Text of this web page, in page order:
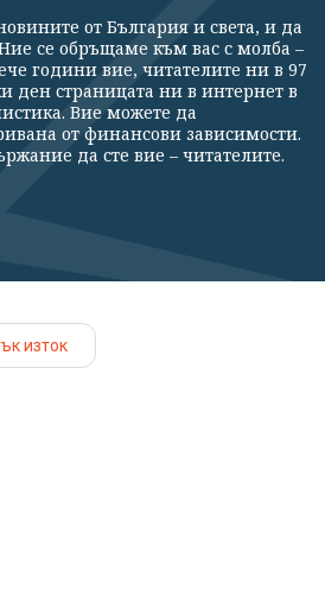
от България и света, и да
се обръщаме към вас с молба –
години вие, читателите ни в 97
ден страницата ни в интернет в
Вие можете да
от финансови зависимости.
да сте вие – читателите.
изток